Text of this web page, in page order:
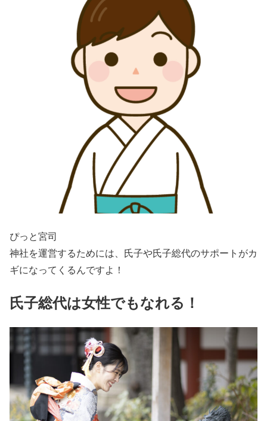
ぴっと宮司
神社を運営するためには、氏子や氏子総代のサポートがカ
ギになってくるんですよ！
氏子総代は女性でもなれる！